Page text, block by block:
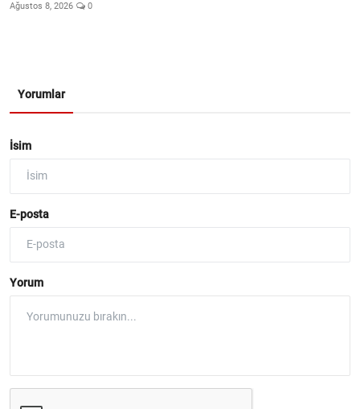
Ağustos 8, 2026 0
Yorumlar
İsim
E-posta
Yorum